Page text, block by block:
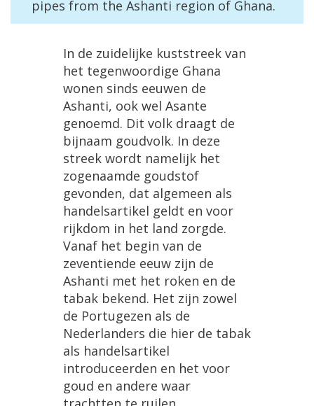
pipes from the Ashanti region of Ghana.
In de zuidelijke kuststreek van
het tegenwoordige Ghana
wonen sinds eeuwen de
Ashanti, ook wel Asante
genoemd. Dit volk draagt de
bijnaam goudvolk. In deze
streek wordt namelijk het
zogenaamde goudstof
gevonden, dat algemeen als
handelsartikel geldt en voor
rijkdom in het land zorgde.
Vanaf het begin van de
zeventiende eeuw zijn de
Ashanti met het roken en de
tabak bekend. Het zijn zowel
de Portugezen als de
Nederlanders die hier de tabak
als handelsartikel
introduceerden en het voor
goud en andere waar